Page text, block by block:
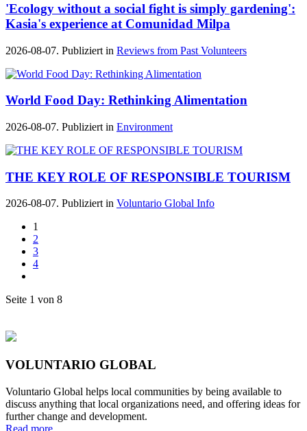
'Ecology without a social fight is simply gardening':
Kasia's experience at Comunidad Milpa
2026-08-07. Publiziert in Reviews from Past Volunteers
World Food Day: Rethinking Alimentation
2026-08-07. Publiziert in Environment
THE KEY ROLE OF RESPONSIBLE TOURISM
2026-08-07. Publiziert in Voluntario Global Info
1
2
3
4
Seite 1 von 8
VOLUNTARIO GLOBAL
Voluntario Global helps local communities by being available to
discuss anything that local organizations need, and offering ideas for
further change and development.
Read more...